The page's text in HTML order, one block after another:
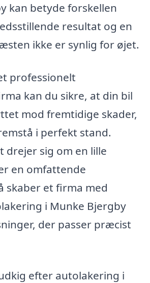
kan betyde forskellen
resultat og en
ikke er synlig for øjet.
professionelt
kan du sikre, at din bil
mod fremtidige skader,
i perfekt stand.
drejer sig om en lille
en omfattende
skaber et firma med
i Munke Bjergby
der passer præcist
efter autolakering i